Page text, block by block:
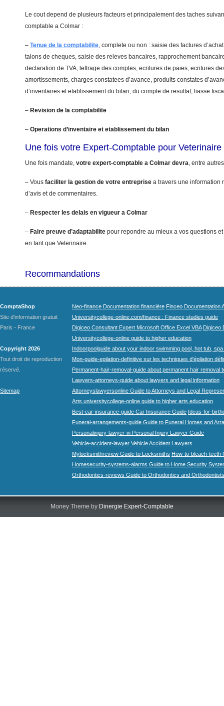
Le cout depend de plusieurs facteurs et principalement des taches
comptable a Colmar :
– Tenue de la comptabilite, complete ou non : saisie des factures
talons de cheques, saisie des releves bancaires, rapprochement
declaration de TVA, lettrage des comptes, ecritures de paies, ecritures
amortissements, charges constatees d’avance, produits constates
d’inventaires et etablissement du bilan, du compte de resultat, liasse
– Revision de la comptabilite
– Operations d’inventaire et etablissement du bilan
Une fois votre Expert-Comptable pour
Une fois mandate, votre expert-comptable a Colmar devra, entre
– Vous faciliter la gestion de votre entreprise a travers une information
d’avis et de commentaires.
– Respecter les delais en vigueur a Colmar
– Faire preuve d’adaptabilite pour repondre au mieux a vos questions
en tant que Veterinaire.
Recommandations
ComptaShop
Site d'information gratuit
Paris - France
Copyright 2026
Tout droit de reproduction
réservé.
Sitemap
Neo-finance Documentation financière Finceo Documentation
Universitycollege-online.com/finance : Finance studies guide
Digiceo Consultant Expert Microsoft Office Excel VBA Digiceo
Universitycollege-online guide to higher education
Indoorpoolguide about your indoor swimming pool, hot tub,
Mon-guide-epilation-definitive sur les techniques d'épilation
Permanent-hair-removal-guide about permanent hair removal
Lawyers-attorneys-guide about lawyers and legal information
Attorneyslawyersonline Guide to Attorneys and Legal
Arts.universitycollege-online guide to higher arts education
Best-car-insurance-guide Car Insurance Guide Ideas-for-
Funeral-arrangements-guide Guide to Funeral Homes and
Personalinjury-lawyer-in Personal Injury Lawyer Guide
Vehicle-accident-lawyer Vehicle Accident Lawyers
Mylocksmithreview Guide to Locksmiths How-to-bleach-teeth
Homesecurity-systems-alarms Guide to Home Security
Orthodontics-reviews Guide to Orthodontics and Orthodontists
Money Theme by Dinergie Expert-Comptable